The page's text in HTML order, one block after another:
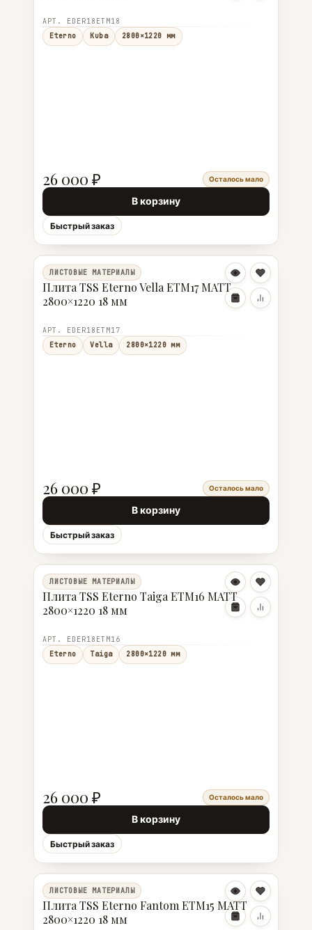
АРТ. EDER18ETM18
Eterno
Kuba 2800×1220 мм
26 000 ₽ Осталось мало
В корзину
Быстрый заказ
ЛИСТОВЫЕ МАТЕРИАЛЫ
Плита TSS Eterno Vella ETM17 MATT
2800×1220 18 мм
АРТ. EDER18ETM17
Eterno
Vella 2800×1220 мм
26 000 ₽ Осталось мало
В корзину
Быстрый заказ
ЛИСТОВЫЕ МАТЕРИАЛЫ
Плита TSS Eterno Taiga ETM16 MATT
2800×1220 18 мм
АРТ. EDER18ETM16
Eterno
Taiga 2800×1220 мм
26 000 ₽ Осталось мало
В корзину
Быстрый заказ
ЛИСТОВЫЕ МАТЕРИАЛЫ
Плита TSS Eterno Fantom ETM15 MATT
2800×1220 18 мм